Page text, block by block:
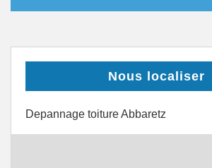
Nous localiser
Depannage toiture Abbaretz